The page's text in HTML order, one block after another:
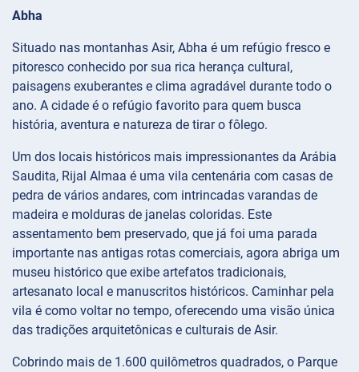
Abha
Situado nas montanhas Asir, Abha é um refúgio fresco e
pitoresco conhecido por sua rica herança cultural,
paisagens exuberantes e clima agradável durante todo o
ano. A cidade é o refúgio favorito para quem busca
história, aventura e natureza de tirar o fôlego.
Um dos locais históricos mais impressionantes da Arábia
Saudita, Rijal Almaa é uma vila centenária com casas de
pedra de vários andares, com intrincadas varandas de
madeira e molduras de janelas coloridas. Este
assentamento bem preservado, que já foi uma parada
importante nas antigas rotas comerciais, agora abriga um
museu histórico que exibe artefatos tradicionais,
artesanato local e manuscritos históricos. Caminhar pela
vila é como voltar no tempo, oferecendo uma visão única
das tradições arquitetônicas e culturais de Asir.
Cobrindo mais de 1.600 quilômetros quadrados, o Parque